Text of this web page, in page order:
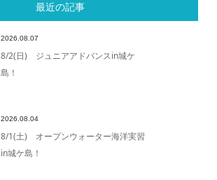
最近の記事
2026.08.07
8/2(日) ジュニアアドバンスin城ケ
島！
2026.08.04
8/1(土) オープンウォーター海洋実習
in城ケ島！